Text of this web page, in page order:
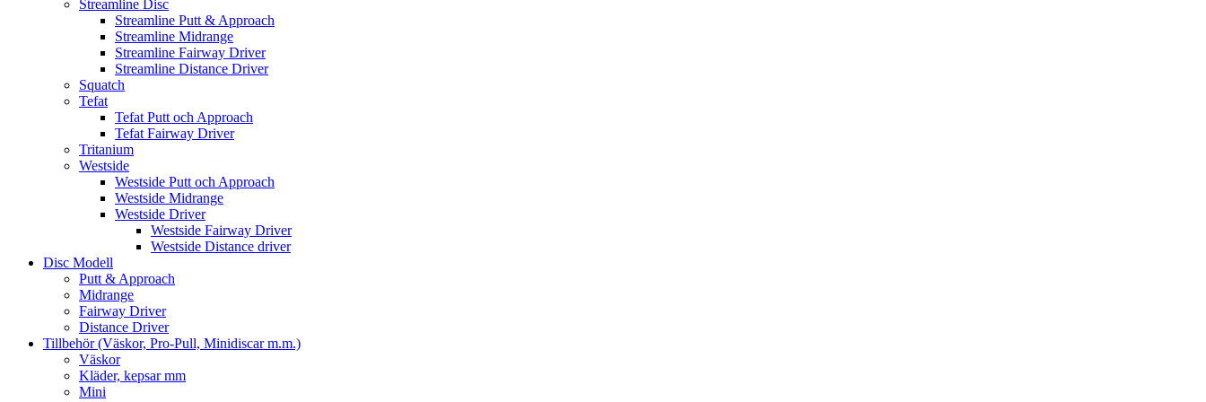
Streamline Disc
Streamline Putt & Approach
Streamline Midrange
Streamline Fairway Driver
Streamline Distance Driver
Squatch
Tefat
Tefat Putt och Approach
Tefat Fairway Driver
Tritanium
Westside
Westside Putt och Approach
Westside Midrange
Westside Driver
Westside Fairway Driver
Westside Distance driver
Disc Modell
Putt & Approach
Midrange
Fairway Driver
Distance Driver
Tillbehör (Väskor, Pro-Pull, Minidiscar m.m.)
Väskor
Kläder, kepsar mm
Mini